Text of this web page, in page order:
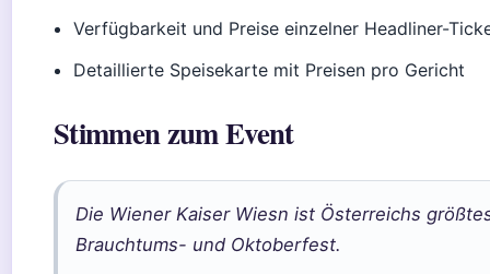
Verfügbarkeit und Preise einzelner Headliner-
Detaillierte Speisekarte mit Preisen pro Gericht
Stimmen zum Event
Die Wiener Kaiser Wiesn ist Österreichs
Brauchtums- und Oktoberfest.